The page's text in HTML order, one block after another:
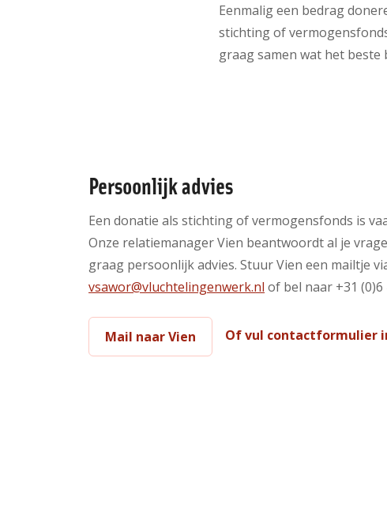
Eenmalig een bedrag
stichting of
graag samen wat het beste
Persoonlijk advies
Een donatie als stichting of vermogensfonds is
Onze relatiemanager Vien beantwoordt al je
graag persoonlijk advies. Stuur Vien een mailtje
vsawor@vluchtelingenwerk.nl of bel naar +31 (0)6
Mail naar Vien Of vul contactformulier